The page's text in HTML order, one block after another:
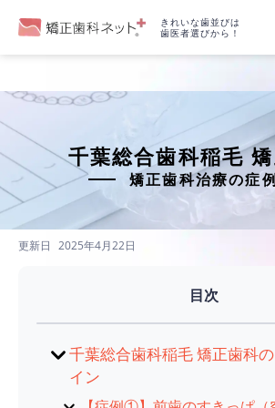
きれいな歯並びは
歯医者選びから！
千葉総合歯科稲毛
矯正歯科治療の症
更新日 2025年4月22日
目次
千葉総合歯科稲毛 矯正歯科
イン